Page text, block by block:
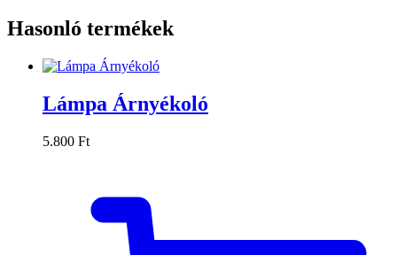
Hasonló termékek
Lámpa Árnyékoló
5.800 Ft